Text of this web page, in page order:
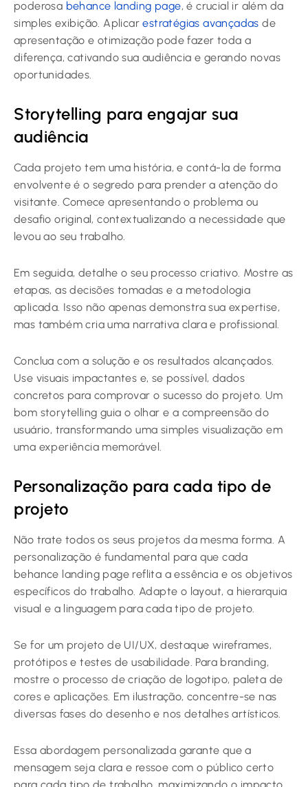
poderosa behance landing page, é crucial ir além da
simples exibição. Aplicarestratégias avançadas de
apresentação e otimização pode fazer toda a
diferença, cativando sua audiência e gerando novas
oportunidades.
Storytelling para engajar sua
audiência
Cada projeto tem uma história, e contá-la de forma
envolvente é o segredo para prender a atenção do
visitante. Comece apresentando o problema ou
desafio original, contextualizando a necessidade que
levou ao seu trabalho.
Em seguida, detalhe o seu processo criativo. Mostre as
etapas, as decisões tomadas e a metodologia
aplicada. Isso não apenas demonstra sua expertise,
mas também cria uma narrativa clara e profissional.
Conclua com a solução e os resultados alcançados.
Use visuais impactantes e, se possível, dados
concretos para comprovar o sucesso do projeto. Um
bom storytelling guia o olhar e a compreensão do
usuário, transformando uma simples visualização em
uma experiência memorável.
Personalização para cada tipo de
projeto
Não trate todos os seus projetos da mesma forma. A
personalização é fundamental para que cada
behance landing page reflita a essência e os objetivos
específicos do trabalho. Adapte o layout, a hierarquia
visual e a linguagem para cada tipo de projeto.
Se for um projeto de UI/UX, destaque wireframes,
protótipos e testes de usabilidade. Para branding,
mostre o processo de criação de logotipo, paleta de
cores e aplicações. Em ilustração, concentre-se nas
diversas fases do desenho e nos detalhes artísticos.
Essa abordagem personalizada garante que a
mensagem seja clara e ressoe com o público certo